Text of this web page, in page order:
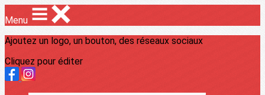
Menu
Ajoutez un logo, un bouton, des réseaux sociaux
Cliquez pour éditer